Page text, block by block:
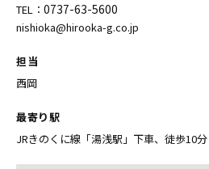
TEL： 0737-63-5600
nishioka@hirooka-g.co.jp
担当
西岡
最寄り駅
JRきのくに線「湯浅駅」下車、徒歩10分